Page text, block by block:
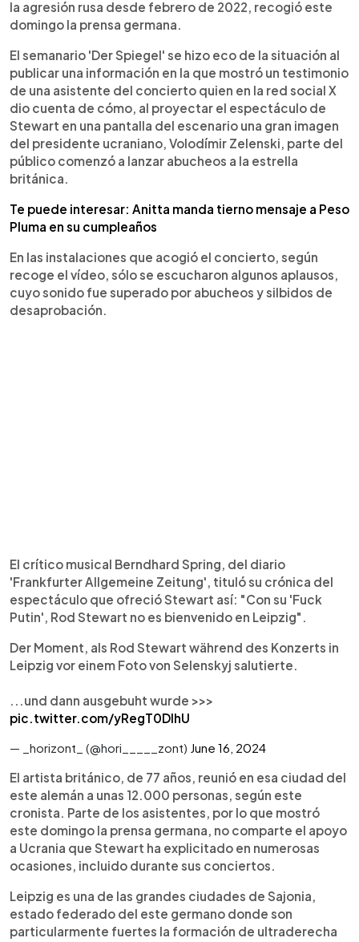
la agresión rusa desde febrero de 2022, recogió este
domingo la prensa germana.
El semanario 'Der Spiegel' se hizo eco de la situación al
publicar una información en la que mostró un testimonio
de una asistente del concierto quien en la red social X
dio cuenta de cómo, al proyectar el espectáculo de
Stewart en una pantalla del escenario una gran imagen
del presidente ucraniano, Volodímir Zelenski, parte del
público comenzó a lanzar abucheos a la estrella
británica.
Te puede interesar: Anitta manda tierno mensaje a Peso
Pluma en su cumpleaños
En las instalaciones que acogió el concierto, según
recoge el vídeo, sólo se escucharon algunos aplausos,
cuyo sonido fue superado por abucheos y silbidos de
desaprobación.
El crítico musical Berndhard Spring, del diario
'Frankfurter Allgemeine Zeitung', tituló su crónica del
espectáculo que ofreció Stewart así: "Con su 'Fuck
Putin', Rod Stewart no es bienvenido en Leipzig".
Der Moment, als Rod Stewart während des Konzerts in
Leipzig vor einem Foto von Selenskyj salutierte.
...und dann ausgebuht wurde >>>
pic.twitter.com/yRegT0DIhU
— _horizont_ (@hori_____zont) June 16, 2024
El artista británico, de 77 años, reunió en esa ciudad del
este alemán a unas 12.000 personas, según este
cronista. Parte de los asistentes, por lo que mostró
este domingo la prensa germana, no comparte el apoyo
a Ucrania que Stewart ha explicitado en numerosas
ocasiones, incluido durante sus conciertos.
Leipzig es una de las grandes ciudades de Sajonia,
estado federado del este germano donde son
particularmente fuertes la formación de ultraderecha